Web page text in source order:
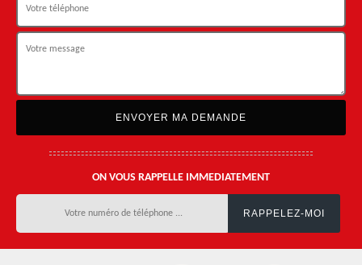
ON VOUS RAPPELLE IMMEDIATEMENT